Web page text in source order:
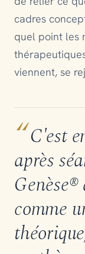
cadres
quel point les
viennent, se
“C'est
après
comme